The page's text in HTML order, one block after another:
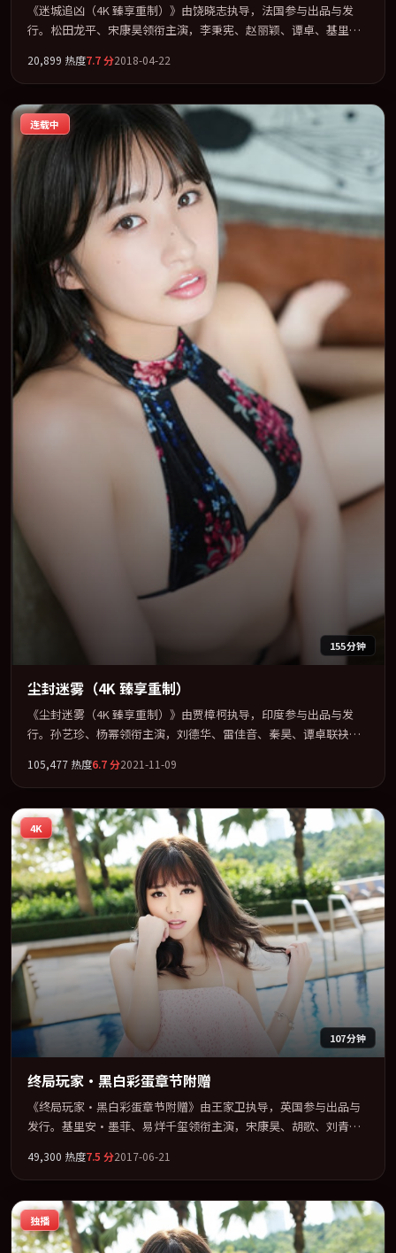
《迷城追凶（4K 臻享重制）》由饶晓志执导，法国参与出品与发
行。松田龙平、宋康昊领衔主演，李秉宪、赵丽颖、谭卓、基里安
片以「犯罪」类型为骨架，在叙事、表演与视听上力求统一。定于
2018-08-03 在内地院线及主流平台同步亮相，2018 年度话题片中口
碑稳健，适合喜欢强情节与人物弧光的观众完整观看。
20,899 热度7.7分2018-04-22
连载中
155分钟
尘封迷雾（4K 臻享重制）
《尘封迷雾（4K 臻享重制）》由贾樟柯执导，印度参与出品与发
行。孙艺珍、杨幂领衔主演，刘德华、雷佳音、秦昊、谭卓联袂出
疑」类型为骨架，在叙事、表演与视听上力求统一。定于 2021-09-
17 在内地院线及主流平台同步亮相，2021 年度话题片中口碑稳健，
适合喜欢强情节与人物弧光的观众完整观看。
105,477 热度6.7分2021-11-09
4K
107分钟
终局玩家·黑白彩蛋章节附赠
《终局玩家·黑白彩蛋章节附赠》由王家卫执导，英国参与出品与
发行。基里安·墨菲、易烊千玺领衔主演，宋康昊、胡歌、刘青
拢。全片以「剧情」类型为骨架，在叙事、表演与视听上力求统
一。定于 2017-01-28 在内地院线及主流平台同步亮相，2017 年度
话题片中口碑稳健，适合喜欢强情节与人物弧光的观众完整观看。
49,300 热度7.5 分2017-06-21
独播